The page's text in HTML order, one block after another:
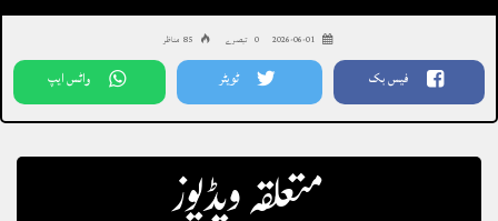
2026-06-01 0 تبصرے 85 مناظر
فیس بک ٹویٹر واٹس ایپ
متعلقہ ویڈیوز